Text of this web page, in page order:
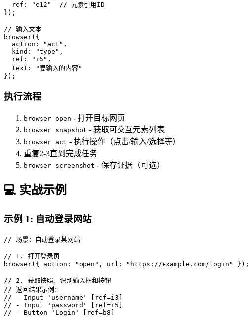
  ref: "e12"  // 元素引用ID
});
// 输入文本
browser({
  action: "act",
  kind: "type",
  ref: "i5",
  text: "要输入的内容"
});
执行流程
browser open - 打开目标网页
browser snapshot - 获取可交互元素列表
browser act - 执行操作（点击/输入/选择等）
重复2-3直到完成任务
browser screenshot - 保存证据（可选）
💻 实战示例
示例 1: 自动登录网站
// 场景：自动登录某网站
// 1. 打开登录页
browser({ action: "open", url: "https://example.com/login" });
// 2. 获取快照，识别输入框和按钮
// 返回结果示例：
// - Input 'username' [ref=i3]
// - Input 'password' [ref=i5]
// - Button 'Login' [ref=b8]